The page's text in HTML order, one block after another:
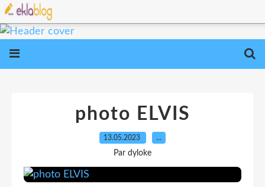
photo ELVIS
13.05.2023 …
Par dyloke